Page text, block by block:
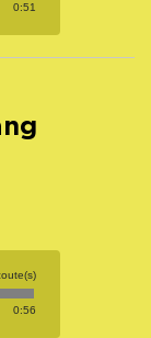
0:51
0:56